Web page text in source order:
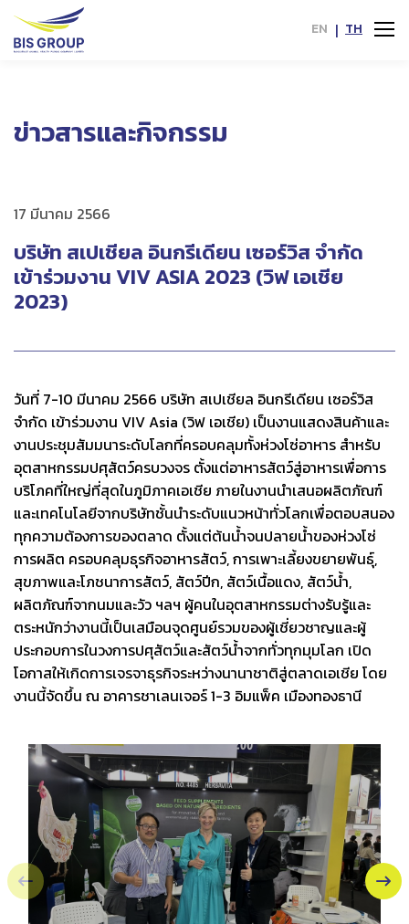
EN | TH
ข่าวสารและกิจกรรม
17 มีนาคม 2566
บริษัท สเปเชียล อินกรีเดียน เซอร์วิส จำกัด
เข้าร่วมงาน VIV ASIA 2023 (วิฟ เอเชีย
2023)
วันที่ 7-10 มีนาคม 2566 บริษัท สเปเชียล อินกรีเดียน เซอร์วิส
จำกัด เข้าร่วมงาน VIV Asia (วิฟ เอเชีย) เป็นงานแสดงสินค้าและ
งานประชุมสัมมนาระดับโลกที่ครอบคลุมทั้งห่วงโซ่อาหาร สำหรับ
อุตสาหกรรมปศุสัตว์ครบวงจร ตั้งแต่อาหารสัตว์สู่อาหารเพื่อการ
บริโภคที่ใหญ่ที่สุดในภูมิภาคเอเชีย ภายในงานนำเสนอผลิตภัณฑ์
และเทคโนโลยีจากบริษัทชั้นนำระดับแนวหน้าทั่วโลกเพื่อตอบสนอง
ทุกความต้องการของตลาด ตั้งแต่ต้นน้ำจนปลายน้ำของห่วงโซ่
การผลิต ครอบคลุมธุรกิจอาหารสัตว์, การเพาะเลี้ยงขยายพันธุ์,
สุขภาพและโภชนาการสัตว์, สัตว์ปีก, สัตว์เนื้อแดง, สัตว์น้ำ,
ผลิตภัณฑ์จากนมและวัว ฯลฯ ผู้คนในอุตสาหกรรมต่างรับรู้และ
ตระหนักว่างานนี้เป็นเสมือนจุดศูนย์รวมของผู้เชี่ยวชาญและผู้
ประกอบการในวงการปศุสัตว์และสัตว์น้ำจากทั่วทุกมุมโลก เปิด
โอกาสให้เกิดการเจรจาธุรกิจระหว่างนานาชาติสู่ตลาดเอเชีย โดย
งานนี้จัดขึ้น ณ อาคารชาเลนเจอร์ 1-3 อิมแพ็ค เมืองทองธานี